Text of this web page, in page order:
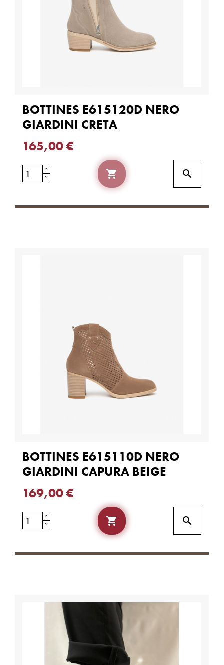
BOTTINES E615120D NERO
GIARDINI CRETA
165,00 €
 
BOTTINES E615110D NERO
GIARDINI CAPURA BEIGE
169,00 €
 